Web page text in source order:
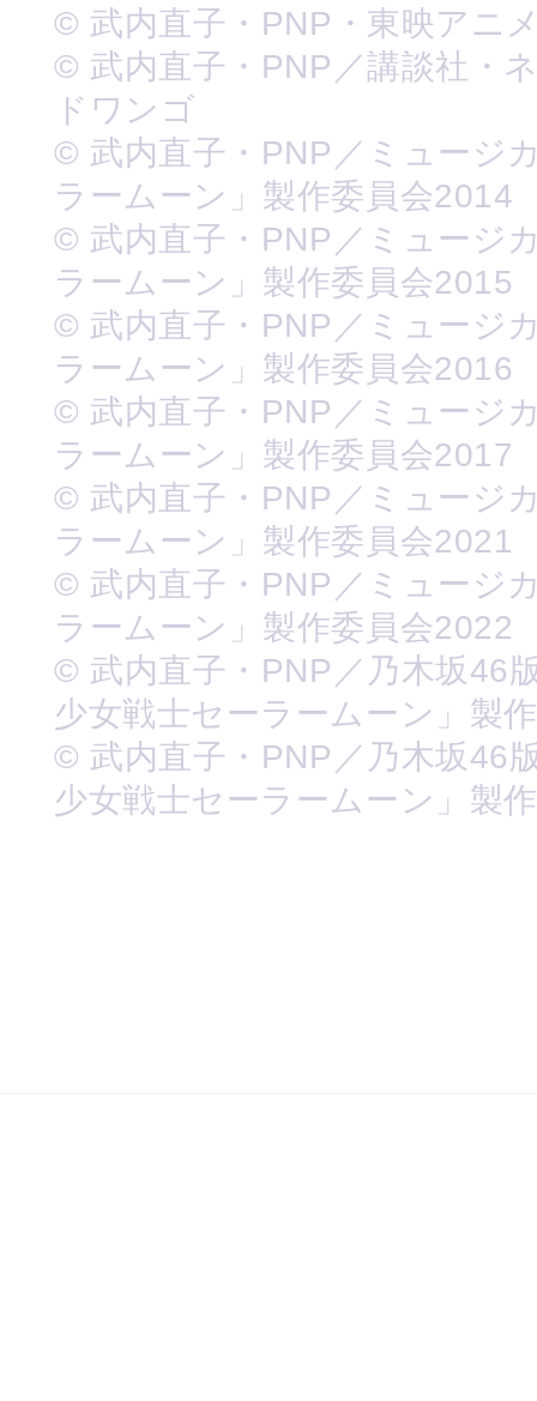
© 武内直子・PNP・東映アニ
© 武内直子・PNP／講談社・
ドワンゴ
© 武内直子・PNP／ミュージ
ラームーン」製作委員会2014
© 武内直子・PNP／ミュージ
ラームーン」製作委員会2015
© 武内直子・PNP／ミュージ
ラームーン」製作委員会2016
© 武内直子・PNP／ミュージ
ラームーン」製作委員会2017
© 武内直子・PNP／ミュージ
ラームーン」製作委員会2021
© 武内直子・PNP／ミュージ
ラームーン」製作委員会2022
© 武内直子・PNP／乃木坂46
少女戦士セーラームーン」製
© 武内直子・PNP／乃木坂46
少女戦士セーラームーン」製